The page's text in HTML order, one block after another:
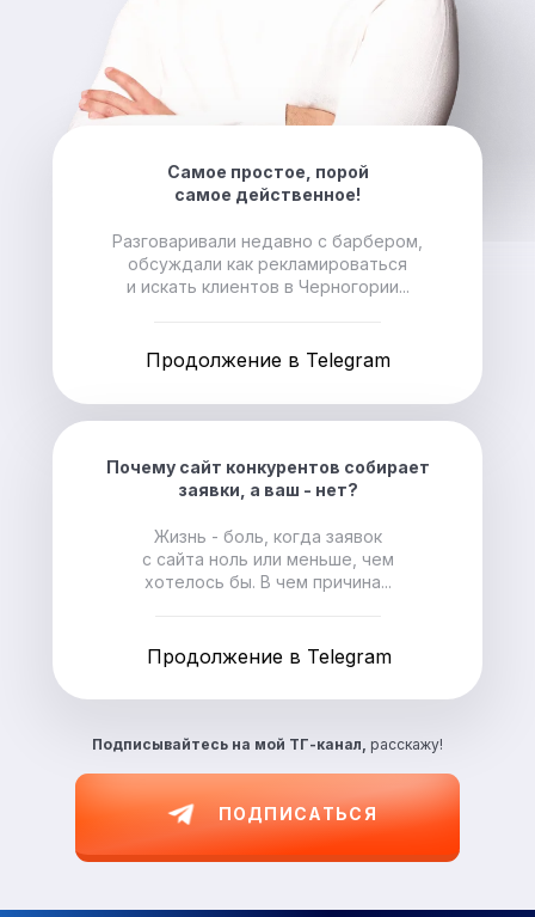
Подписывайтесь на мой ТГ-канал, расскажу!
ПОДПИСАТЬСЯ
Самое простое, порой
самое действенное!
Разговаривали недавно с барбером,
обсуждали как рекламироваться
и искать клиентов в Черногории...
Продолжение в Telegram
Почему сайт конкурентов собирает
заявки, а ваш - нет?
Жизнь - боль, когда заявок
с сайта ноль или меньше, чем
хотелось бы. В чем причина...
Продолжение в Telegram